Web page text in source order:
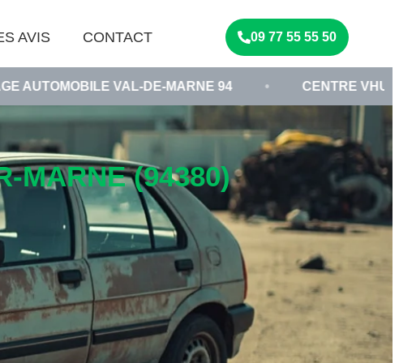
AVIS CONTACT 09 77 55 55 50
VAL-DE-MARNE 94 • CENTRE VHU AGRÉÉ •
MARNE (94380)